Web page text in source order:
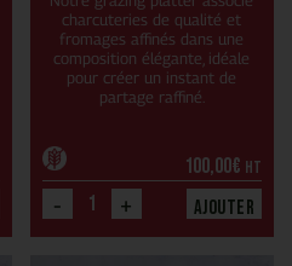
charcuteries de qualité et
fromages affinés dans une
composition élégante, idéale
pour créer un instant de
partage raffiné.
100,00€ HT
- + Ajouter